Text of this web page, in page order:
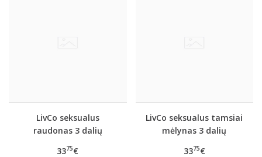
LivCo seksualus
raudonas 3 dalių
3375€
LivCo seksualus tamsiai
mėlynas 3 dalių
3375€